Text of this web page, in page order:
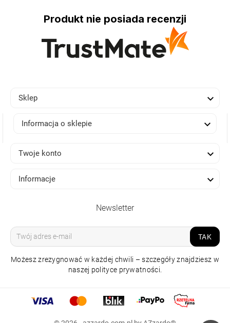
Produkt nie posiada recenzji
Sklep 
Informacja o sklepie 
Twoje konto 
Informacje 
Newsletter
TAK
Możesz zrezygnować w każdej chwili – szczegóły znajdziesz w
naszej polityce prywatności.